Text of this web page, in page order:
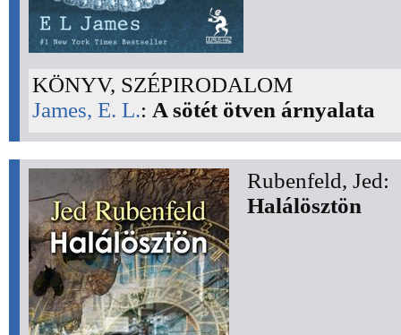
KÖNYV, SZÉPIRODALOM
James, E. L.: A sötét ötven árnyalata
Rubenfeld, Jed:
Halálösztön